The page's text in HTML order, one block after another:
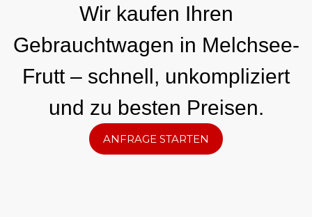
Wir kaufen Ihren
Gebrauchtwagen in Melchsee-
Frutt – schnell, unkompliziert
und zu besten Preisen.
ANFRAGE STARTEN